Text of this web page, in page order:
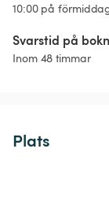
10:00 på
Svarstid på
Inom 48 timmar
Plats